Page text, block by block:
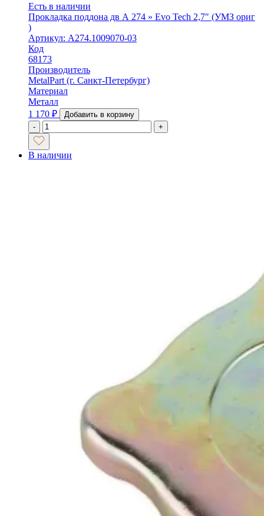
Есть в наличии
Прокладка поддона дв А 274 » Evo Tech 2,7″ (УМЗ ориг
)
Артикул: А274.1009070-03
Код
68173
Производитель
MetalPart (г. Санкт-Петербург)
Материал
Металл
1 170 ₽
Добавить в корзину
-
+
В наличии